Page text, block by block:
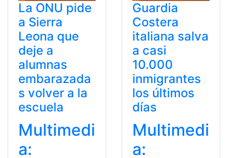
La ONU pide
a Sierra
Leona que
deje a
alumnas
embarazada
s volver a la
escuela
Multimedi
a:
Guardia
Costera
italiana salva
a casi
10.000
inmigrantes
los últimos
días
Multimedi
a: